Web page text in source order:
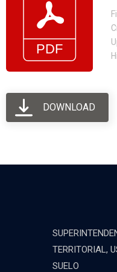
DOWNLOAD
TERRITORIAL,
SUELO